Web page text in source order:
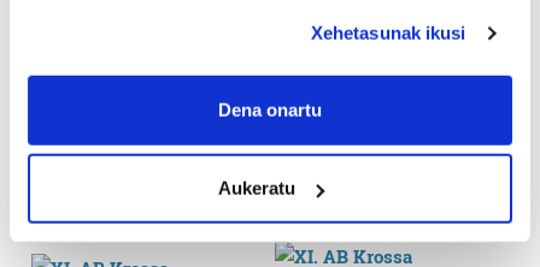
If you allow, we would also like to:
Collect information about your geographical
Identify your device by actively scanning it for
specific characteristics (fingerprinting)
Find out more about how your personal data is processed
Xehetasunak ikusi
Dena onartu
Aukeratu